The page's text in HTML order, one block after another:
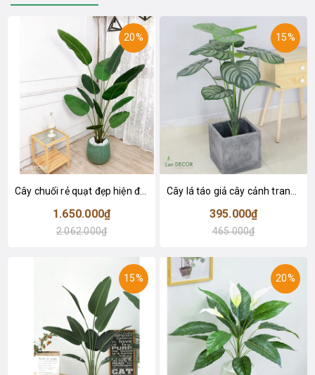
20%
Cây chuối rẻ quạt đẹp hiện đại trang trí 1m8 - LC3019 (Gồm 12 lá)
1.650.000₫
2.062.000₫
15%
395.000₫
465.000₫
15% 20%